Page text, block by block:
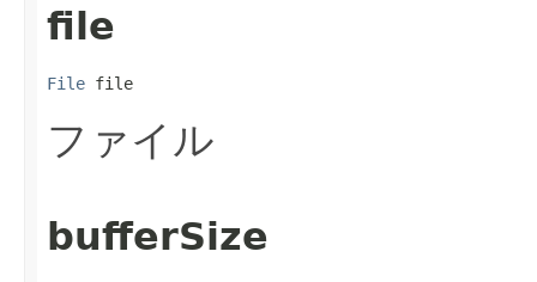
file
File file
ファイル
bufferSize